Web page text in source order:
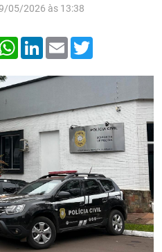
05/2026 às 13:38
WhatsApp
LinkedIn
Email